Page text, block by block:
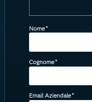
Nome*
Cognome*
Email Aziendale*